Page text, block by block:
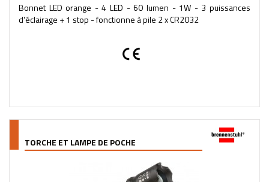
Bonnet LED orange - 4 LED - 60 lumen - 1W - 3 puissances
d'éclairage + 1 stop - fonctionne à pile 2 x CR2032
TORCHE ET LAMPE DE POCHE